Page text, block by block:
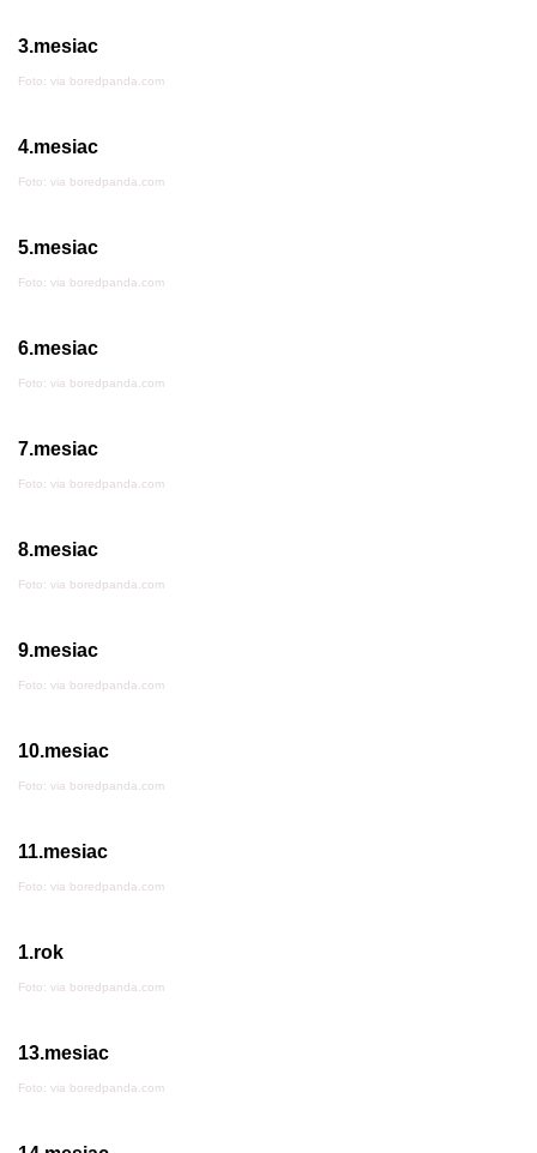
3.mesiac
Foto: via boredpanda.com
4.mesiac
Foto: via boredpanda.com
5.mesiac
Foto: via boredpanda.com
6.mesiac
Foto: via boredpanda.com
7.mesiac
Foto: via boredpanda.com
8.mesiac
Foto: via boredpanda.com
9.mesiac
Foto: via boredpanda.com
10.mesiac
Foto: via boredpanda.com
11.mesiac
Foto: via boredpanda.com
1.rok
Foto: via boredpanda.com
13.mesiac
Foto: via boredpanda.com